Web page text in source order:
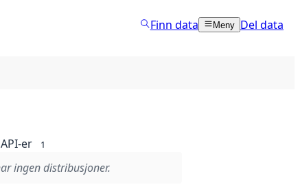
Finn data Meny Del data
API-er 1
ingen distribusjoner.